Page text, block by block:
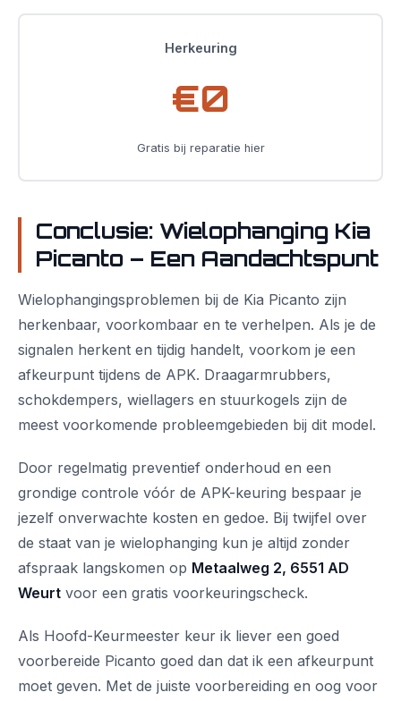
Herkeuring
€0
Gratis bij reparatie hier
Conclusie: Wielophanging Kia
Picanto – Een Aandachtspunt
Wielophangingsproblemen bij de Kia Picanto zijn
herkenbaar, voorkombaar en te verhelpen. Als je de
signalen herkent en tijdig handelt, voorkom je een
afkeurpunt tijdens de APK. Draagarmrubbers,
schokdempers, wiellagers en stuurkogels zijn de
meest voorkomende probleemgebieden bij dit model.
Door regelmatig preventief onderhoud en een
grondige controle vóór de APK-keuring bespaar je
jezelf onverwachte kosten en gedoe. Bij twijfel over
de staat van je wielophanging kun je altijd zonder
afspraak langskomen op Metaalweg 2, 6551 AD
Weurt voor een gratis voorkeuringscheck.
Als Hoofd-Keurmeester keur ik liever een goed
voorbereide Picanto goed dan dat ik een afkeurpunt
moet geven. Met de juiste voorbereiding en oog voor